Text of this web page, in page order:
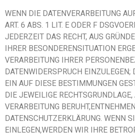
WENN DIE DATENVERARBEITUNG
ART. 6 ABS. 1 LIT. E ODER F
JEDERZEIT DAS RECHT, AUS
IHRER BESONDERENSITUATION
VERARBEITUNG IHRER
DATENWIDERSPRUCH EINZULEGEN;
EIN AUF DIESE BESTIMMUNGEN
DIE JEWEILIGE
VERARBEITUNG
DATENSCHUTZERKLÄRUNG. WENN
EINLEGEN,WERDEN WIR IHRE